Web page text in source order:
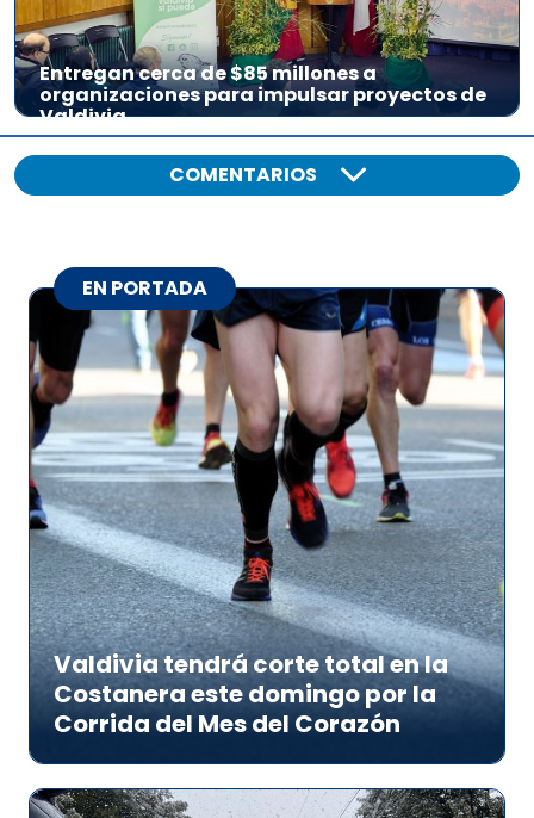
Entregan cerca de $85 millones a
organizaciones para impulsar proyectos de
Valdivia
COMENTARIOS
EN PORTADA
Valdivia tendrá corte total en la
Costanera este domingo por la
Corrida del Mes del Corazón